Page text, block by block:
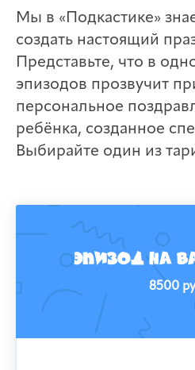
Мы в «Подкастике»
создать настоящий
Представьте, что в
эпизодов прозвучит
персональное
ребёнка, созданное
Выбирайте один из
ЭПИЗОД НА
8500